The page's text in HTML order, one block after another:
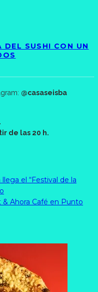
DEL SUSHI CON UN
@casaseisba
de las 20 h.
el “Festival de la
& Ahora Café en Punto